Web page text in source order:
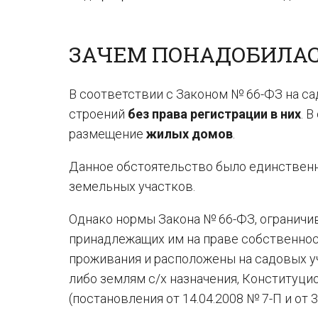
ЗАЧЕМ
В соответствии с Законом № 66-ФЗ на
строений без права регистрации в них .
размещение жилых домов
Данное обстоятельство было
земельных участков.
Однако нормы Закона № 66-ФЗ,
принадлежащих им на праве
проживания и расположены на садовых
либо землям с/х назначения,
(постановления от 14.04.2008 № 7-П и от